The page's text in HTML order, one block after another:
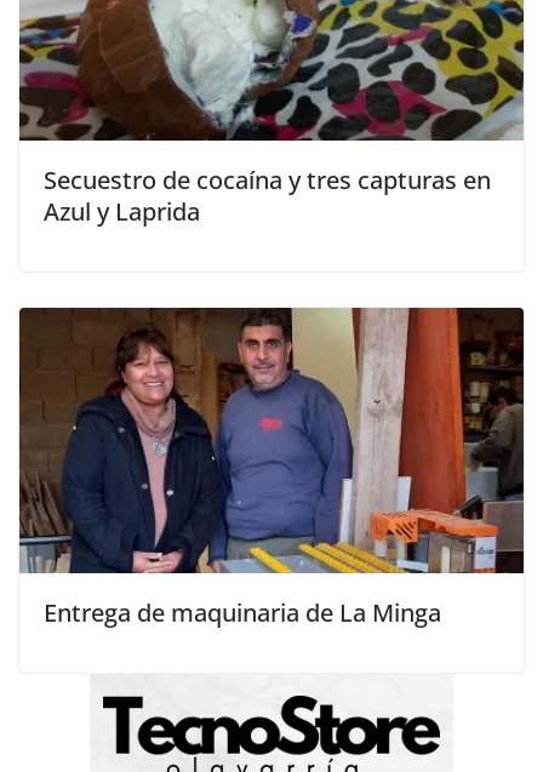
Secuestro de cocaína y tres capturas en
Azul y Laprida
Entrega de maquinaria de La Minga